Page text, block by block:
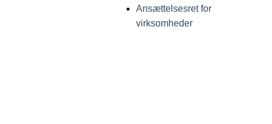
Ansættelsesret for
virksomheder